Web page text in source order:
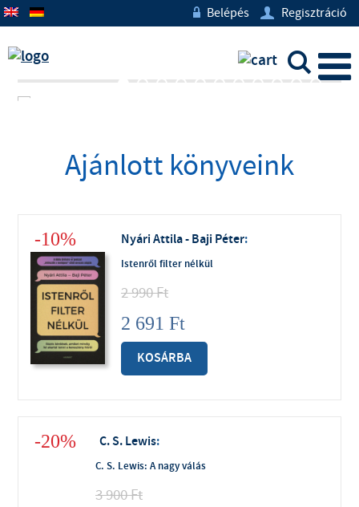
w Belépés U Regisztráció
L
Ajánlott könyveink
-10% Nyári Attila - Baji Péter:
Istenről filter nélkül
2 990Ft
2 691 Ft
KOSÁRBA
-20% C. S. Lewis:
C. S. Lewis: A nagy válás
3 900Ft